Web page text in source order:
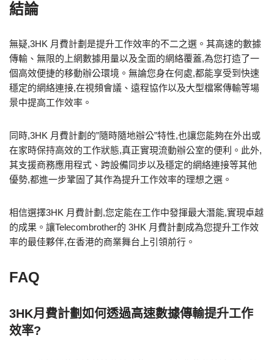
結論
無疑,3HK 月費計劃是提升工作效率的不二之選。其高速的數據
傳輸、無限的上網數據用量以及全面的網絡覆蓋,為您打造了一
個高效便捷的移動辦公環境。無論您身在何處,都能享受到快速
穩定的網絡連接,在視頻會議、遠程協作以及大型檔案傳輸等場
景中提高工作效率。
同時,3HK 月費計劃的”隨時隨地辦公”特性,也讓您能夠在外出或
在家時保持高效的工作狀態,真正實現流動辦公室的便利。此外,
其支援商務應用程式、跨設備同步以及穩定的網絡連接等其他
優勢,都進一步鞏固了其作為提升工作效率的理想之選。
相信選擇3HK 月費計劃,您定能在工作中發揮最大潛能,實現卓越
的成果。讓Telecombrother的 3HK 月費計劃成為您提升工作效
率的最佳夥伴,在香港的商業舞台上引領前行。
FAQ
3HK月費計劃如何透過高速數據傳輸提升工作
效率?